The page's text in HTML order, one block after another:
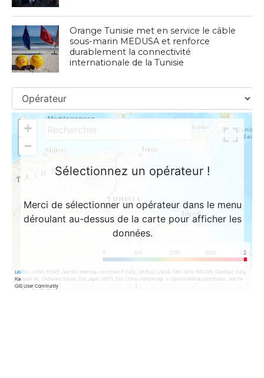
Orange Tunisie met en service le câble
sous-marin MEDUSA et renforce
durablement la connectivité
internationale de la Tunisie